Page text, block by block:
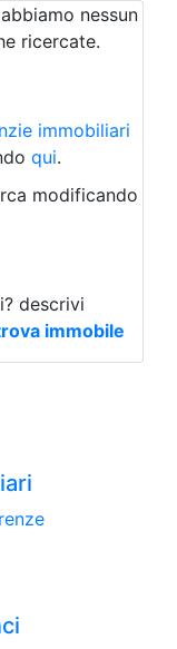
nessun
ricercate.
immobiliari
qui.
modificando
descrivi
immobile